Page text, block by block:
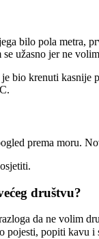
bilo pola metra,
se užasno jer ne
bio krenuti kasnije
prema moru.
društvu?
da ne volim
pojesti, popiti kavu i